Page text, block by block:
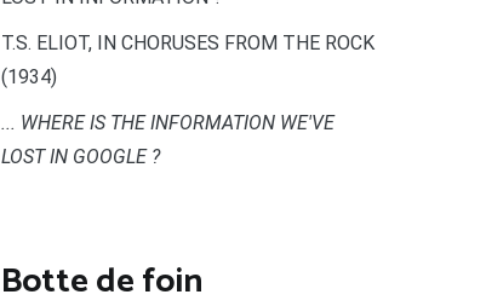
T.S. ELIOT, IN CHORUSES FROM THE ROCK
(1934)
... WHERE IS THE INFORMATION WE'VE
LOST IN GOOGLE ?
Botte de foin